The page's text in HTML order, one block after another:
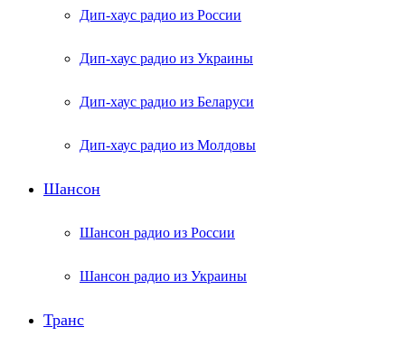
Дип-хаус радио из России
Дип-хаус радио из Украины
Дип-хаус радио из Беларуси
Дип-хаус радио из Молдовы
Шансон
Шансон радио из России
Шансон радио из Украины
Транс